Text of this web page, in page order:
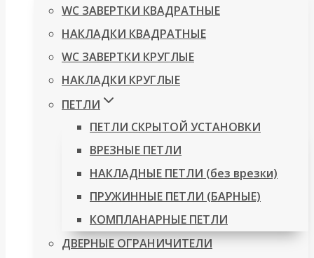
WC ЗАВЕРТКИ КВАДРАТНЫЕ
НАКЛАДКИ КВАДРАТНЫЕ
WC ЗАВЕРТКИ КРУГЛЫЕ
НАКЛАДКИ КРУГЛЫЕ
ПЕТЛИ
ПЕТЛИ СКРЫТОЙ УСТАНОВКИ
ВРЕЗНЫЕ ПЕТЛИ
НАКЛАДНЫЕ ПЕТЛИ (без врезки)
ПРУЖИННЫЕ ПЕТЛИ (БАРНЫЕ)
КОМПЛАНАРНЫЕ ПЕТЛИ
ДВЕРНЫЕ ОГРАНИЧИТЕЛИ